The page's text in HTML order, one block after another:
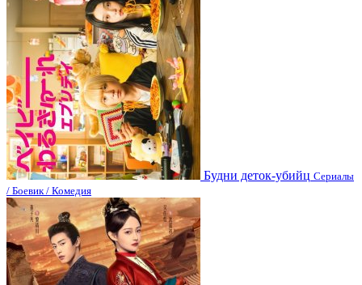
Будни деток-убийц Сериалы
/ Боевик / Комедия